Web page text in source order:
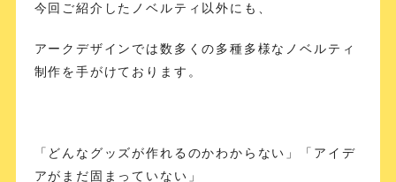
今回ご紹介したノベルティ以外にも、
アークデザインでは数多くの多種多様なノベルティ
制作を手がけております。
「どんなグッズが作れるのかわからない」「アイデ
アがまだ固まっていない」